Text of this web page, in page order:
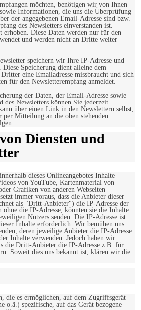
möchten, benötigen wir von Ihnen
Informationen, die uns die Überprüfung
der angegebenen Email-Adresse sind bzw.
des Newsletters einverstanden ist.
erhoben. Diese Daten werden nur für den
und werden nicht an Dritte weiter
speichern wir Ihre IP-Adresse und
Diese Speicherung dient alleine dem
eine Emailadresse missbraucht und sich
für den Newsletterempfang anmeldet.
der Daten, der Email-Adresse sowie
des Newsletters können Sie jederzeit
über einen Link in den Newslettern selbst,
Mitteilung an die oben stehenden
Diensten und
dieses Onlineangebotes Inhalte
von YouTube, Kartenmaterial von
Grafiken von anderen Webseiten
immer voraus, dass die Anbieter dieser
als "Dritt-Anbieter") die IP-Adresse der
ohne die IP-Adresse, könnten sie die Inhalte
Nutzers senden. Die IP-Adresse ist
Inhalte erforderlich. Wir bemühen uns
deren jeweilige Anbieter die IP-Adresse
Inhalte verwenden. Jedoch haben wir
die Dritt-Anbieter die IP-Adresse z.B. für
Soweit dies uns bekannt ist, klären wir die
die es ermöglichen, auf dem Zugriffsgerät
o.ä.) spezifische, auf das Gerät bezogene